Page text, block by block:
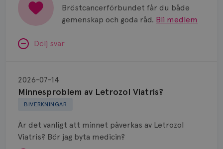
Bröstcancerförbundet får du både
gemenskap och goda råd. Bli medlem
Dölj svar
BIVERKNINGAR
Minnesproblem av Letrozol Viatris?
2026-07-14
Är det vanligt att minnet påverkas av Letrozol
Viatris? Bör jag byta medicin?
Letrozol
Viatris?